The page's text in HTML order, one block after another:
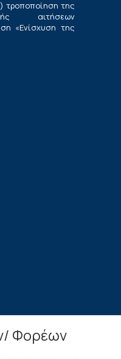
τροποποίηση της
αιτήσεων
«Ενίσχυση της
Φορέων